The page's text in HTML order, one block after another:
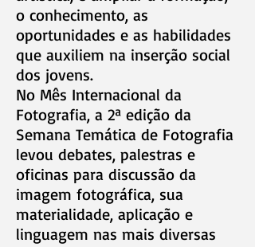
o conhecimento, as
oportunidades e as habilidades
que auxiliem na inserção social
dos jovens.
No Mês Internacional da
Fotografia, a 2ª edição da
Semana Temática de Fotografia
levou debates, palestras e
oficinas para discussão da
imagem fotográfica, sua
materialidade, aplicação e
linguagem nas mais diversas